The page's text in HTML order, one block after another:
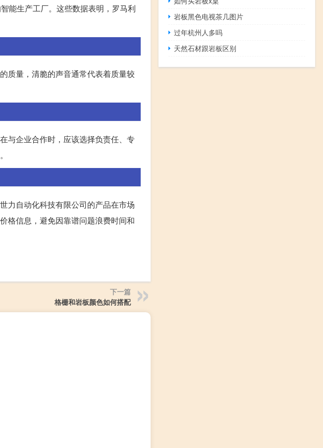
能生产工厂。这些数据表明，罗马利
质量，清脆的声音通常代表着质量较
与企业合作时，应该选择负责任、专
力自动化科技有限公司的产品在市场
格信息，避免因靠谱问题浪费时间和
下一篇
格栅和岩板颜色如何搭配
岩板黑色电视茶几图片
过年杭州人多吗
天然石材跟岩板区别